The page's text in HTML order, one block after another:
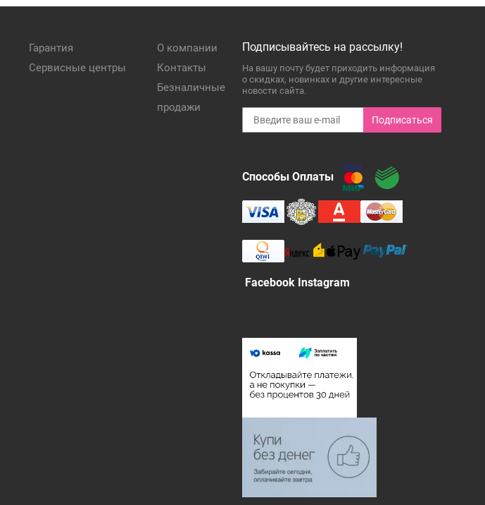
Гарантия
Сервисные центры
О компании
Контакты
Безналичные
продажи
Подписывайтесь на рассылку!
На вашу почту будет приходить информация
о скидках, новинках и другие интересные
новости сайта.
Подписаться
Способы Оплаты
Facebook Instagram